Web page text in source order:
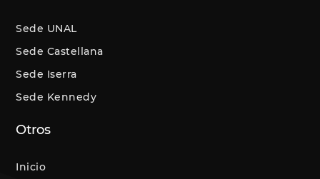
Sede UNAL
Sede Castellana
Sede Iserra
Sede Kennedy
Otros
Inicio